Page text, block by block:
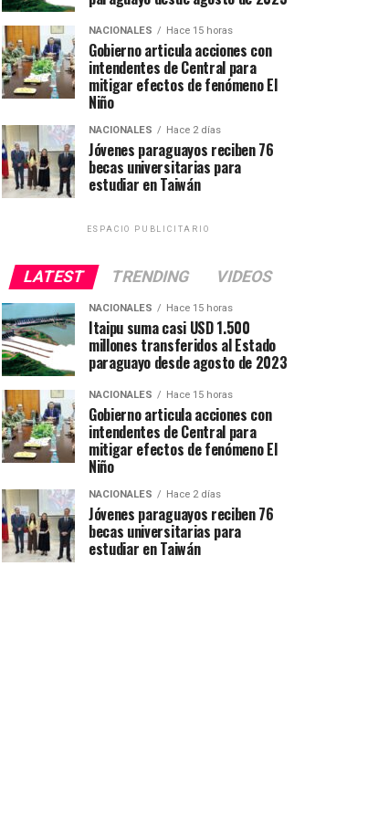
NACIONALES Hace 15 horas
Gobierno articula acciones con
intendentes de Central para
mitigar efectos de fenómeno El
Niño
NACIONALES Hace 2 días
Jóvenes paraguayos reciben 76
becas universitarias para
estudiar en Taiwán
ESPACIO PUBLICITARIO
LATEST TRENDING VIDEOS
NACIONALES Hace 15 horas
Itaipu suma casi USD 1.500
millones transferidos al Estado
paraguayo desde agosto de 2023
NACIONALES Hace 15 horas
Gobierno articula acciones con
intendentes de Central para
mitigar efectos de fenómeno El
Niño
NACIONALES Hace 2 días
Jóvenes paraguayos reciben 76
becas universitarias para
estudiar en Taiwán